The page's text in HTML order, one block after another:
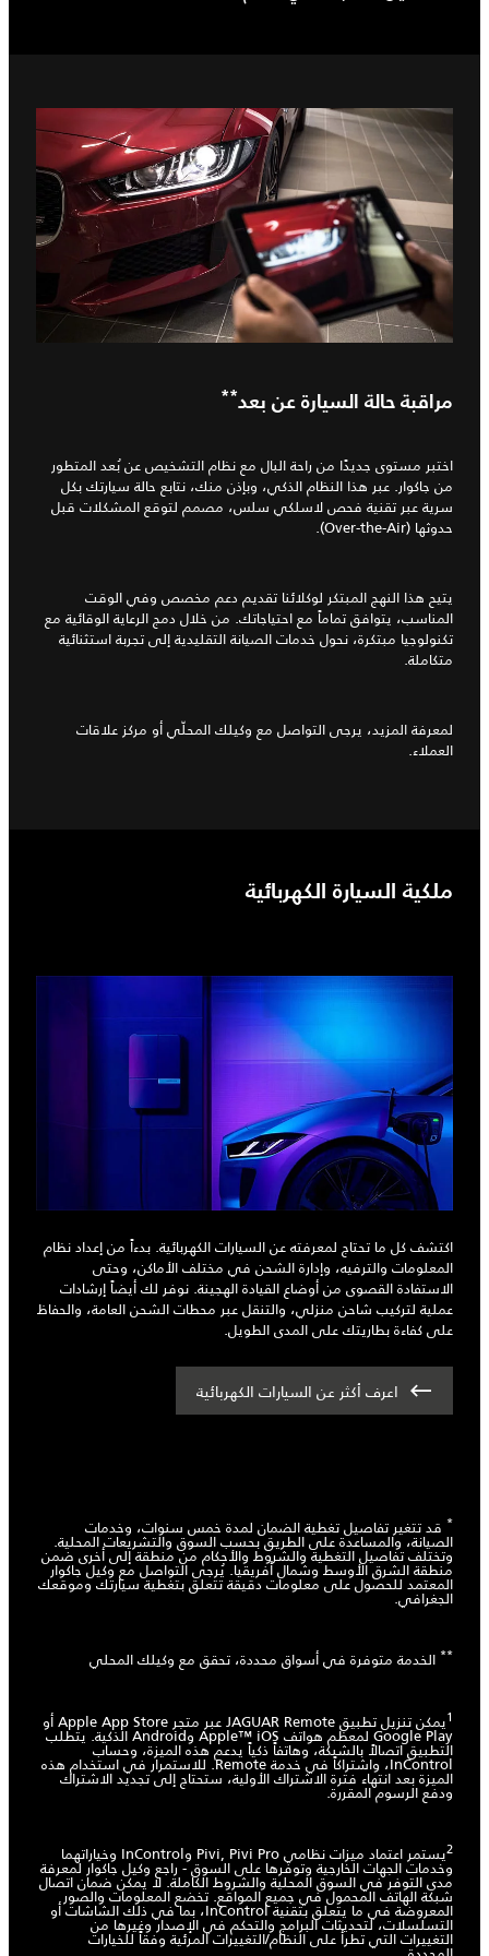
مراقبة حالة السيارة عن بعد**
اختبر مستوى جديدًا من راحة البال مع نظام التشخيص عن بُعد المتطور
من جاكوار. عبر هذا النظام الذكي، وبإذن منك، نتابع حالة سيارتك بكل
سرية عبر تقنية فحص لاسلكي سلس، مصمم لتوقع المشكلات قبل
حدوثها (Over-the-Air).
يتيح هذا النهج المبتكر لوكلائنا تقديم دعم مخصص وفي الوقت
المناسب، يتوافق تماماً مع احتياجاتك. من خلال دمج الرعاية الوقائية مع
تكنولوجيا مبتكرة، نحول خدمات الصيانة التقليدية إلى تجربة استثنائية
متكاملة.
لمعرفة المزيد، يرجى التواصل مع وكيلك المحلّي أو مركز علاقات
العملاء.
ملكية السيارة الكهربائية
اكتشف كل ما تحتاج لمعرفته عن السيارات الكهربائية. بدءاً من إعداد نظام
المعلومات والترفيه، وإدارة الشحن في مختلف الأماكن، وحتى
الاستفادة القصوى من أوضاع القيادة الهجينة. نوفر لك أيضاً إرشادات
عملية لتركيب شاحن منزلي، والتنقل عبر محطات الشحن العامة، والحفاظ
على كفاءة بطاريتك على المدى الطويل.
اعرف أكثر عن السيارات الكهربائية
* قد تتغير تفاصيل تغطية الضمان لمدة خمس سنوات، وخدمات
الصيانة، والمساعدة على الطريق بحسب السوق والتشريعات المحلية.
وتختلف تفاصيل التغطية والشروط والأحكام من منطقة إلى أخرى ضمن
منطقة الشرق الأوسط وشمال أفريقيا. يُرجى التواصل مع وكيل جاكوار
المعتمد للحصول على معلومات دقيقة تتعلق بتغطية سيارتك وموقعك
الجغرافي.
** الخدمة متوفرة في أسواق محددة، تحقق مع وكيلك المحلي
1 يمكن تنزيل تطبيق JAGUAR Remote عبر متجر Apple App Store أو
Google Play لمعظم هواتف Apple™ iOS وAndroid الذكية. يتطلب
التطبيق اتصالاً بالشبكة، وهاتفاً ذكياً يدعم هذه الميزة، وحساب
InControl، واشتراكاً في خدمة Remote. للاستمرار في استخدام هذه
الميزة بعد انتهاء فترة الاشتراك الأولية، ستحتاج إلى تجديد الاشتراك
ودفع الرسوم المقررة.
2 يستمر اعتماد ميزات نظامي Pivi, Pivi Pro وInControl وخياراتهما
وخدمات الجهات الخارجية وتوفرها على السوق - راجع وكيل جاكوار لمعرفة
مدى التوفر في السوق المحلية والشروط الكاملة. لا يمكن ضمان اتصال
شبكة الهاتف المحمول في جميع المواقع. تخضع المعلومات والصور
المعروضة في ما يتعلق بتقنية InControl، بما في ذلك الشاشات أو
التسلسلات، لتحديثات البرامج والتحكم في الإصدار وغيرها من
التغييرات التي تطرأ على النظام/التغييرات المرئية وفقاً للخيارات